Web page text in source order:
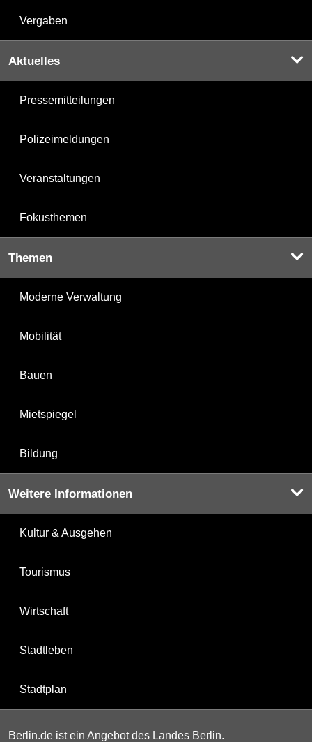
Vergaben
Aktuelles
Pressemitteilungen
Polizeimeldungen
Veranstaltungen
Fokusthemen
Themen
Moderne Verwaltung
Mobilität
Bauen
Mietspiegel
Bildung
Weitere Informationen
Kultur & Ausgehen
Tourismus
Wirtschaft
Stadtleben
Stadtplan
Berlin.de ist ein Angebot des Landes Berlin.